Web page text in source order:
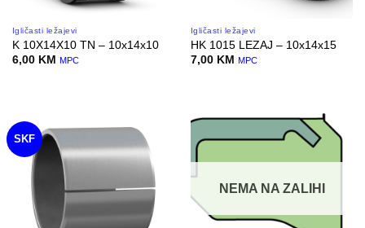
Igličasti ležajevi
K 10X14X10 TN – 10x14x10
6,00 KM MPC
Igličasti ležajevi
HK 1015 LEZAJ – 10x14x15
7,00 KM MPC
SKF
NEMA NA ZALIHI